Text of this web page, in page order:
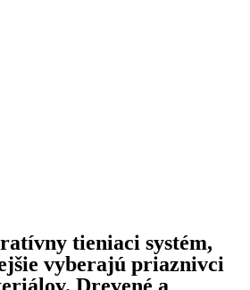
tieniaci systém,
vyberajú priaznivci